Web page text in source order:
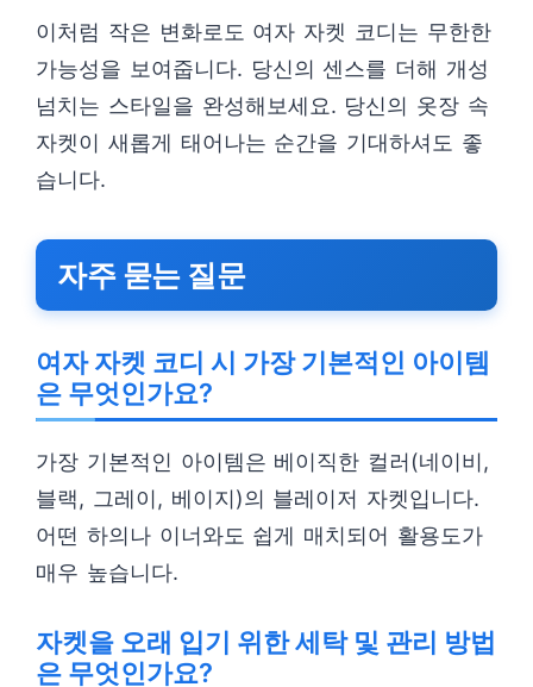
이처럼 작은 변화로도 여자 자켓 코디는 무한한
가능성을 보여줍니다. 당신의 센스를 더해 개성
넘치는 스타일을 완성해보세요. 당신의 옷장 속
자켓이 새롭게 태어나는 순간을 기대하셔도 좋
습니다.
자주 묻는 질문
여자 자켓 코디 시 가장 기본적인 아이템
은 무엇인가요?
가장 기본적인 아이템은 베이직한 컬러(네이비,
블랙, 그레이, 베이지)의 블레이저 자켓입니다.
어떤 하의나 이너와도 쉽게 매치되어 활용도가
매우 높습니다.
자켓을 오래 입기 위한 세탁 및 관리 방법
은 무엇인가요?